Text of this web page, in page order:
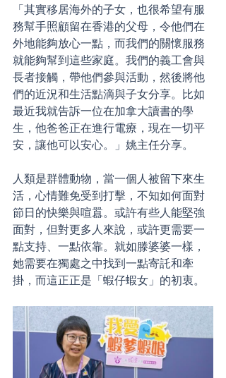
「其實移居海外的子女，也很希望有服
務幫手照顧留在香港的父母，令他們在
外地能夠放心一點，而我們的關懷服務
就能夠幫到這些家庭。我們的義工會與
長者接觸，帶他們參與活動，然後將他
們的近況和生活點滴與子女分享。比如
最近我就告訴一位在加拿大讀書的學
生，他爸爸正在進行電療，現在一切平
安，讓他可以安心。」姚主任分享。
人類是群體動物，當一個人被留下來生
活，心情難免受到打擊，不知如何面對
節日的快樂與喧囂。或許有些人能堅強
面對，但對更多人來說，或許更需要一
點支持、一點依靠。就如滕婆婆一樣，
她需要在獨處之中找到一點寄託和牽
掛，而這正正是「蝦仔蝦女」的初衷。